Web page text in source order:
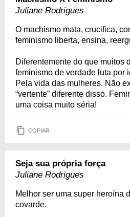
Juliane Rodrigues
O machismo mata, crucifica,
feminismo liberta, ensina,
Diferentemente do que muitos
feminismo de verdade luta por
Pela vida das mulheres. Não
“vertente” diferente disso.
uma coisa muito séria!
COPIAR
Seja sua própria força
Juliane Rodrigues
Melhor ser uma super heroína
covarde.